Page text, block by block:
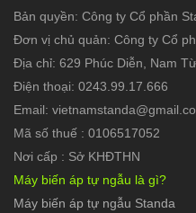
Bản quyền: Công ty Cổ phần
Đơn vị chủ quản: Công ty Cổ
Địa chỉ: 629 Phúc Diễn, Nam
Điện thoại: 0243.99.17.666
Email:
Mã số thuế : 0106517052
Nơi cấp : Sở KHĐTHN
Máy biến áp tự ngẫu là gì?
Máy biến áp tự ngẫu Standa